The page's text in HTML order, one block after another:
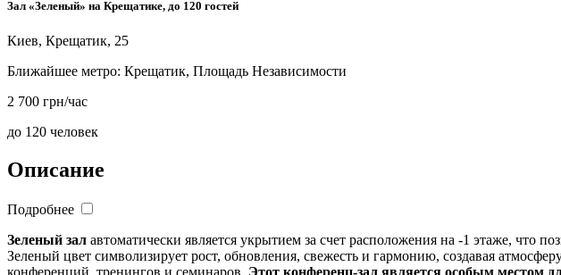
Зал «Зеленый» на Крещатике, до 120 гостей
Киев, Крещатик, 25
Ближайшее метро: Крещатик, Площадь Независимости
2 700 грн/час
до 120 человек
Описание
Подробнее
Зеленый зал автоматически является укрытием за счет расположения на -1 этаже, что
Зеленый цвет символизирует рост, обновления, свежесть и гармонию, создавая
конференций, тренингов и семинаров. Этот конференц-зал является особым местом